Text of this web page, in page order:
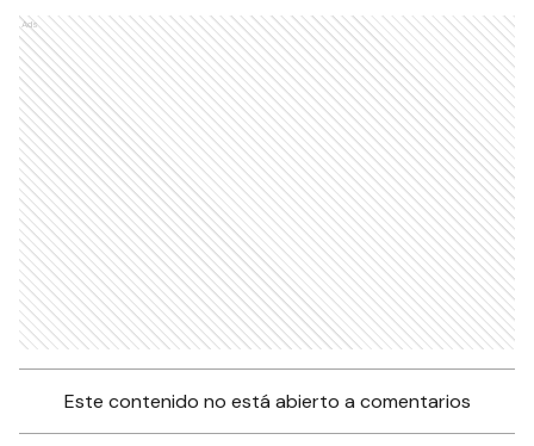
Ads
Este contenido no está abierto a comentarios